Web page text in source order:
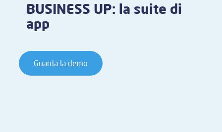
BUSINESS UP: la suite di
app
Guarda la demo